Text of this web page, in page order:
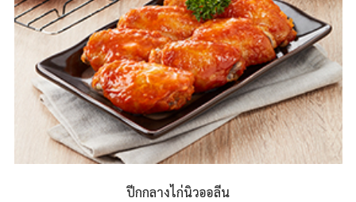
ปีกกลางไก่นิวออลีน